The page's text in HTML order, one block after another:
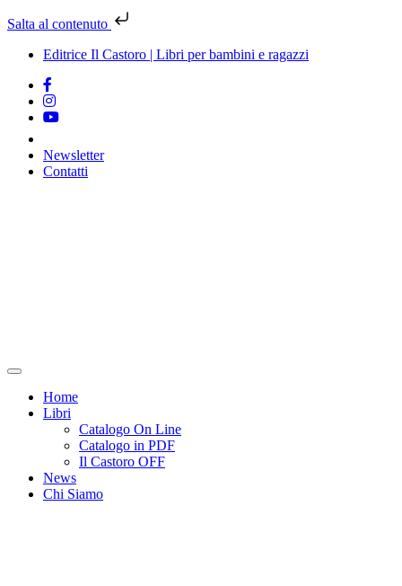
Salta al contenuto
Editrice Il Castoro | Libri per bambini e ragazzi
Newsletter
Contatti
Home
Libri
Catalogo On Line
Catalogo in PDF
Il Castoro OFF
News
Chi Siamo